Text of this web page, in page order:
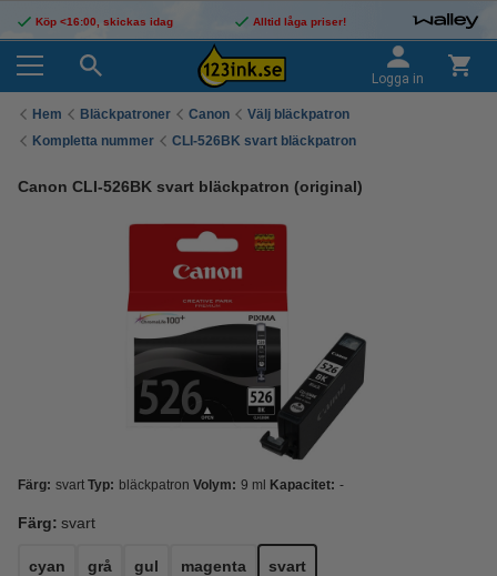
Köp <16:00, skickas idag Alltid låga priser!
Logga in
Hem Bläckpatroner Canon
Välj bläckpatron
Kompletta nummer
CLI-526BK svart bläckpatron
Canon CLI-526BK svart bläckpatron (original)
Färg: svart Typ: bläckpatron Volym: 9 ml Kapacitet: -
Färg: svart
cyan grå gul magenta svart